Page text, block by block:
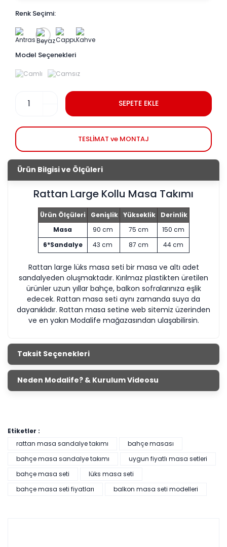
Renk Seçimi:
Model Seçenekleri
SEPETE EKLE
TESLİMAT ve MONTAJ
Ürün Bilgisi ve Ölçüleri
Rattan Large Kollu Masa Takımı
Ürün Ölçüleri Genişlik Yükseklik
Derinlik
Masa
90 cm 75 cm
150 cm
6*Sandalye
43 cm 87 cm 44 cm
Rattan large lüks masa seti bir masa ve altı adet
sandalyeden oluşmaktadır. Kırılmaz plastikten üretilen
ürünler uzun yıllar bahçe, balkon sofralarınıza eşlik
edecek. Rattan masa seti aynı zamanda suya da
dayanıklıdır. Rattan masa setine web sitemiz üzerinden
ve en yakın Modalife mağazasından ulaşabilirsin.
Taksit Seçenekleri
Neden Modalife? & Kurulum Videosu
Etiketler :
rattan masa sandalye takımı
bahçe masası
bahçe masa sandalye takımı
uygun fiyatlı masa setleri
bahçe masa seti
lüks masa seti
bahçe masa seti fiyatları
balkon masa seti modelleri